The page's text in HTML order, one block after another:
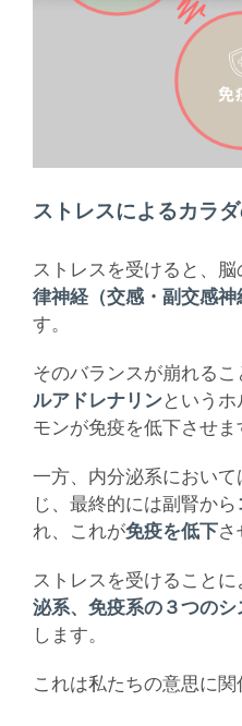
ストレスによるカラ
ストレスを受けると、脳
律神経（交感・副交感神
す。
そのバランスが崩れる
ルアドレナリンというホ
モンが免疫を低下させま
一方、内分泌系におい
じ、最終的には副腎から
れ、これが免疫を低下さ
ストレスを受けることに
泌系、免疫系の３つの
します。
これは私たちの意思に関